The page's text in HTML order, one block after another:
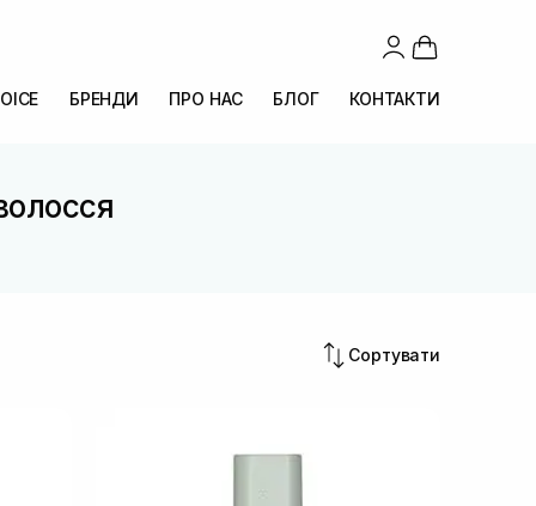
БРЕНДИ ПРО НАС БЛОГ КОНТАКТИ
Сортувати